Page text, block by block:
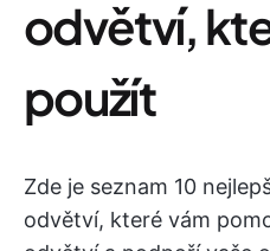
odvětví,
použít
Zde je seznam 10
odvětví, které vám